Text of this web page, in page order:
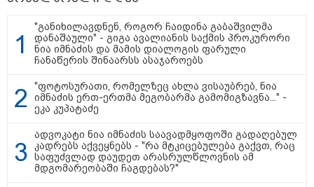
16:41 / 08-08-2026
"კაპროვანში ზღვამ კიდევ ერთი
ჭურვი გამორიყა, ადგილზე
მობილიზებულია პოლიცია და
სამაშველო" - რას წერს და რა
12:18 / 08-08-2026
"რუსეთმა განახორციელა
"განიხილავდნენ, როგორ ჩაიდინა გაბაშვილმა
დანაშაული" - გიგა ავალიანის საქმის პროკურორი
ნია იმნაძის და მამის დიალოგის ფარული
ჩანაწერის შინაარსს ასაჯაროებს
"ფოტოსურათი, რომელზეც ახლა ვისაუბრებ, ნია
იმნაძის ერთ-ერთმა მეგობარმა გამომიგზავნა..." -
ეკა კუპატაძე
ადვოკატი ნია იმნაძის საავადმყოფოში გადაღებულ
კადრებს აქვეყნებს - "რა მტკიცებულება გაქვთ, რაც
საფუძვლად დაუდეთ არასრულწლოვნის ამ
მდგომარეობაში ჩაგდებას?"